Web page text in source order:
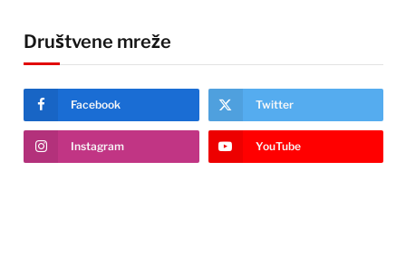
Društvene mreže
Facebook Twitter
Instagram YouTube